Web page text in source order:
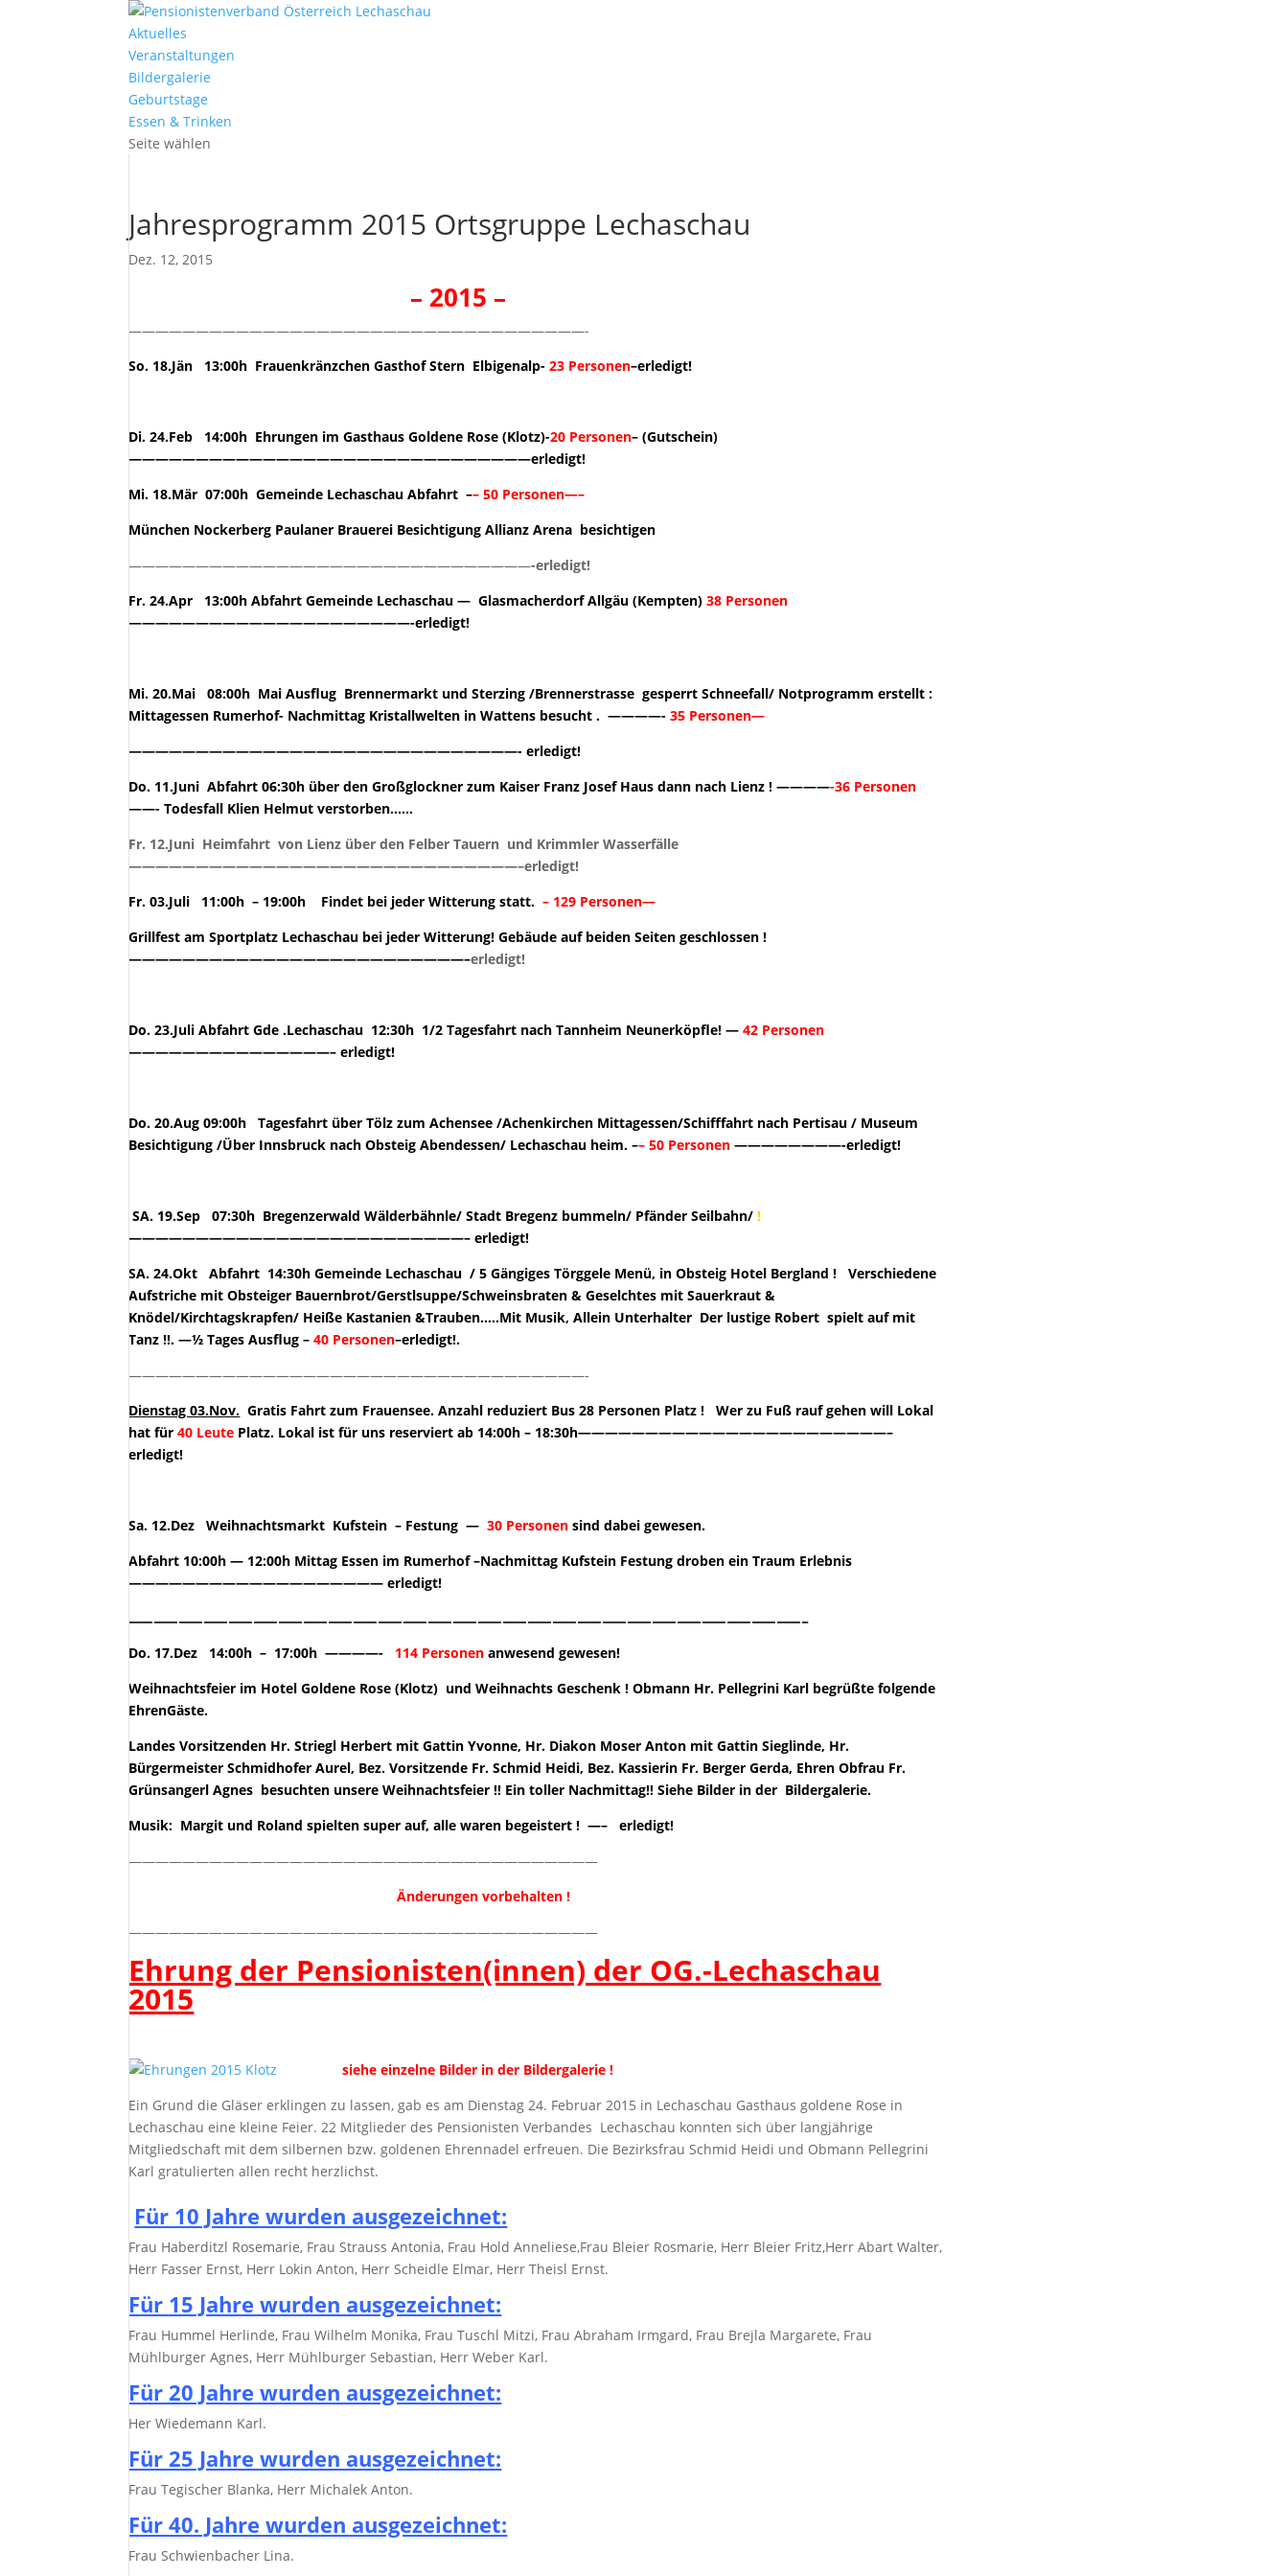
Aktuelles
Veranstaltungen
Bildergalerie
Geburtstage
Essen & Trinken
Seite wählen
Jahresprogramm 2015 Ortsgruppe Lechaschau
Dez. 12, 2015
– 2015 –
——————————————————————————————————-
So. 18.Jän 13:00h Frauenkränzchen Gasthof Stern Elbigenalp- 23 Personen–erledigt!
Di. 24.Feb 14:00h Ehrungen im Gasthaus Goldene Rose (Klotz)-20 Personen– (Gutschein)
——————————————————————————————erledigt!
Mi. 18.Mär 07:00h Gemeinde Lechaschau Abfahrt –– 50 Personen—–
München Nockerberg Paulaner Brauerei Besichtigung Allianz Arena besichtigen
——————————————————————————————-erledigt!
Fr. 24.Apr 13:00h Abfahrt Gemeinde Lechaschau — Glasmacherdorf Allgäu (Kempten)38 Personen
—————————————————————-erledigt!
Mi. 20.Mai 08:00h Mai Ausflug Brennermarkt und Sterzing /Brennerstrasse gesperrt Schneefall/ Notprogramm erstellt :
Mittagessen Rumerhof- Nachmittag Kristallwelten in Wattens besucht . ————-35 Personen—
—————————————————————————————- erledigt!
Do. 11.Juni Abfahrt 06:30h über den Großglockner zum Kaiser Franz Josef Haus dann nach Lienz ! ————-36 Personen
——- Todesfall Klien Helmut verstorben……
Fr. 12.Juni Heimfahrt von Lienz über den Felber Tauern und Krimmler Wasserfälle
—————————————————————————————–erledigt!
Fr. 03.Juli 11:00h – 19:00h Findet bei jeder Witterung statt.– 129 Personen—
Grillfest am Sportplatz Lechaschau bei jeder Witterung! Gebäude auf beiden Seiten geschlossen !
—————————————————————————–erledigt!
Do. 23.Juli Abfahrt Gde .Lechaschau 12:30h 1/2 Tagesfahrt nach Tannheim Neunerköpfle! —42 Personen
———————————————– erledigt!
Do. 20.Aug 09:00h Tagesfahrt über Tölz zum Achensee /Achenkirchen Mittagessen/Schifffahrt nach Pertisau / Museum
Besichtigung /Über Innsbruck nach Obsteig Abendessen/ Lechaschau heim. –– 50 Personen ————————-erledigt!
SA. 19.Sep 07:30h Bregenzerwald Wälderbähnle/ Stadt Bregenz bummeln/ Pfänder Seilbahn/ !
—————————————————————————– erledigt!
SA. 24.Okt Abfahrt 14:30h Gemeinde Lechaschau / 5 Gängiges Törggele Menü, in Obsteig Hotel Bergland ! Verschiedene
Aufstriche mit Obsteiger Bauernbrot/Gerstlsuppe/Schweinsbraten & Geselchtes mit Sauerkraut &
Knödel/Kirchtagskrapfen/ Heiße Kastanien &Trauben…..Mit Musik, Allein Unterhalter Der lustige Robert spielt auf mit
Tanz !!. —½ Tages Ausflug –40 Personen–erledigt!.
——————————————————————————————————-
Dienstag 03.Nov. Gratis Fahrt zum Frauensee. Anzahl reduziert Bus 28 Personen Platz ! Wer zu Fuß rauf gehen will Lokal
hat für40 Leute Platz. Lokal ist für uns reserviert ab 14:00h – 18:30h———————————————————————–
erledigt!
Sa. 12.Dez Weihnachtsmarkt Kufstein – Festung — 30 Personen sind dabei gewesen.
Abfahrt 10:00h — 12:00h Mittag Essen im Rumerhof –Nachmittag Kufstein Festung droben ein Traum Erlebnis
——————————————————— erledigt!
———————————————————————————-
Do. 17.Dez 14:00h – 17:00h ————- 114 Personen anwesend gewesen!
Weihnachtsfeier im Hotel Goldene Rose (Klotz) und Weihnachts Geschenk ! Obmann Hr. Pellegrini Karl begrüßte folgende
EhrenGäste.
Landes Vorsitzenden Hr. Striegl Herbert mit Gattin Yvonne, Hr. Diakon Moser Anton mit Gattin Sieglinde, Hr.
Bürgermeister Schmidhofer Aurel, Bez. Vorsitzende Fr. Schmid Heidi, Bez. Kassierin Fr. Berger Gerda, Ehren Obfrau Fr.
Grünsangerl Agnes besuchten unsere Weihnachtsfeier !! Ein toller Nachmittag!! Siehe Bilder in der Bildergalerie.
Musik: Margit und Roland spielten super auf, alle waren begeistert ! —– erledigt!
———————————————————————————————————
Änderungen vorbehalten !
———————————————————————————————————
Ehrung der Pensionisten(innen) der OG.-Lechaschau
2015
siehe einzelne Bilder in der Bildergalerie !
Ein Grund die Gläser erklingen zu lassen, gab es am Dienstag 24. Februar 2015 in Lechaschau Gasthaus goldene Rose in
Lechaschau eine kleine Feier. 22 Mitglieder des Pensionisten Verbandes Lechaschau konnten sich über langjährige
Mitgliedschaft mit dem silbernen bzw. goldenen Ehrennadel erfreuen. Die Bezirksfrau Schmid Heidi und Obmann Pellegrini
Karl gratulierten allen recht herzlichst.
Für 10 Jahre wurden ausgezeichnet:
Frau Haberditzl Rosemarie, Frau Strauss Antonia, Frau Hold Anneliese,Frau Bleier Rosmarie, Herr Bleier Fritz,Herr Abart Walter,
Herr Fasser Ernst, Herr Lokin Anton, Herr Scheidle Elmar, Herr Theisl Ernst.
Für 15 Jahre wurden ausgezeichnet:
Frau Hummel Herlinde, Frau Wilhelm Monika, Frau Tuschl Mitzi, Frau Abraham Irmgard, Frau Brejla Margarete, Frau
Mühlburger Agnes, Herr Mühlburger Sebastian, Herr Weber Karl.
Für 20 Jahre wurden ausgezeichnet:
Her Wiedemann Karl.
Für 25 Jahre wurden ausgezeichnet:
Frau Tegischer Blanka, Herr Michalek Anton.
Für 40. Jahre wurden ausgezeichnet:
Frau Schwienbacher Lina.